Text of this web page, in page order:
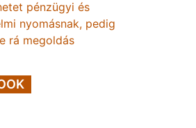
pénzügyi és
nyomásnak, pedig
rá megoldás